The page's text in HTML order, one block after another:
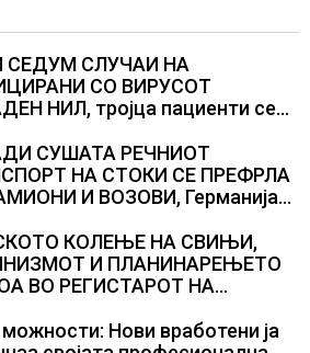
СЕДУМ СЛУЧАИ НА
СО ВИРУСОТ
НИЛ, тројца пациенти се
СУШАТА РЕЧНИОТ
НА СТОКИ СЕ ПРЕФРЛА
И ВОЗОВИ, Германија
да возат и во недела
КОЛЕЊЕ НА СВИЊИ,
И ПЛАНИНАРЕЊЕТО
ВО РЕГИСТАРОТ НА
Нови вработени ја